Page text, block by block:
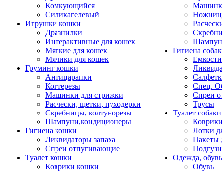
Комкующийся
Силикагелевый
Игрушки кошки
Дразнилки
Интерактивные для кошек
Мягкие для кошек
Мячики для кошек
Груминг кошки
Антицарапки
Когтерезы
Машинки для стрижки
Расчески, щетки, пуходерки
Скребницы, колтунорезы
Шампуни,кондиционеры
Гигиена кошки
Ликвидаторы запаха
Спреи отпугивающие
Туалет кошки
Коврики кошки
Гигиена
Емкости
Спец.
Спреи
Трусы
Туалет собаки
Коврики
Лотки
Пакеты
Одежда, обувь
Обувь